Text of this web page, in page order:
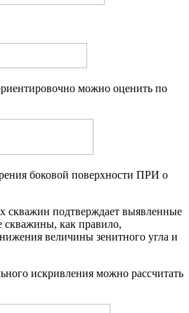
можно оценить по
боковой поверхности ПРИ о
скважин подтверждает выявленные
скважины, как правило,
величины зенитного угла и
искривления можно рассчитать